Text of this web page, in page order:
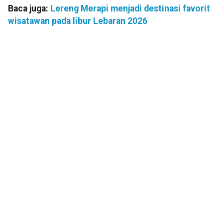
Baca juga: Lereng Merapi menjadi destinasi favorit
wisatawan pada libur Lebaran 2026